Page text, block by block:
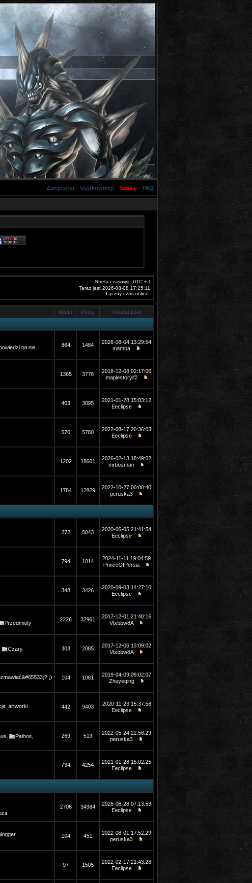
FAQ
Szukaj
Użytkownicy
Zarejestruj
Strefa czasowa: UTC + 1
Teraz jest 2026-08-08 17:25:11
Łączny czas online:
Wątki Posty Ostatni post
na nie. 864 1484
2026-08-04 13:29:54
mamba
1365 3778
2018-12-08 02:17:06
maplestoryif2
403 3095
2021-01-28 15:03:12
Eeclipse
570 5780
2022-08-17 20:36:03
Eeclipse
1202 18601
2026-02-13 18:49:02
mrbosman
1784 12829
2022-10-27 00:00:40
peruska3
272 5043
2020-06-05 21:41:54
Eeclipse
794 1014
2024-11-11 19:04:59
PrinceOfPersia
348 3426
2020-09-03 14:27:10
Eeclipse
Przedmioty
2226 32961
2017-12-01 21:40:16
Vtxbbw8A
Czary,
303 2085
2017-12-06 13:09:02
Vtxbbw8A
;)
104 1081
2019-04-09 09:02:07
Zhuyeqing
artworki
442 9403
2020-11-23 15:37:58
Eeclipse
Pathos 269 519
2022-05-24 22:58:29
peruska3
734 4254
2021-01-28 15:02:25
Eeclipse
2706 34984
2026-06-28 07:13:53
Eeclipse
104 451
2022-08-01 17:52:29
peruska3
97 1505
2022-02-17 21:43:28
Eeclipse